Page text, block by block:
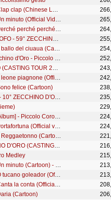
Piccolo Coro dell'Antoniano - Clap clap (Chinese Lunar Year 2022)
Piccolo Coro dell'Antoniano - Un minuto (Official Video) - 63° Zecchino d'Oro
Piccolo Coro dell'Antoniano - Perché perché perché (Official video - 68° Zecchino d'Oro)
QUEL BULLETTO DEL CARCIOFO - 59° ZECCHINO D'ORO (CASTING TOUR 2020 VERSION)
Piccolo Coro dell'Antoniano - Il ballo del ciuaua (Cartoon)
Rosso (official video) - 66° Zecchino d'Oro - Piccolo Coro dell'Antoniano
ACCA - 62° ZECCHINO D'ORO (CASTING TOUR 2020 VERSION)
Piccolo Coro dell'Antoniano - Il leone piagnone (Official video - 67° Zecchino d'Oro)
felice (Cartoon)
IL VALZER DEL MOSCERINO - 10° ZECCHINO D'ORO (CASTING TOUR VERSION)
56° Zecchino d'Oro 2013 [Full Album] - Piccolo Coro dell'Antoniano
Piccolo Coro dell'Antoniano - Portafortuna (Official video - 68° Zecchino d'Oro)
Piccolo Coro dell'Antoniano - Il Reggaetonno (Cartoon)
IL MIO NASINO - 55° ZECCHINO D'ORO (CASTING TOUR VERSION)
Medley
Piccolo Coro dell'Antoniano - Un minuto (Cartoon) - 63° Zecchino d'Oro
Piccolo Coro dell'Antoniano - O tucano goleador (Official Video)
Piccolo Coro dell'Antoniano - Canta la conta (Official video - 68° Zecchino d'Oro)
(Cartoon)